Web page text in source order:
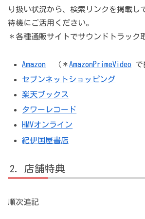
り扱い状況から、検索リンクを掲載し
待機にご活用ください。
＊各種通販サイトでサウンドトラック
Amazon （＊AmazonPrimeVideo で
セブンネットショッピング
楽天ブックス
タワーレコード
HMVオンライン
紀伊国屋書店
店舗特典
順次追記